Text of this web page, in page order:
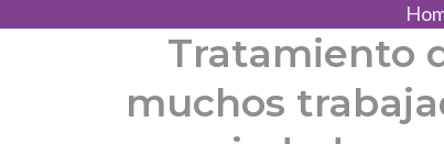
Tratamiento
muchos